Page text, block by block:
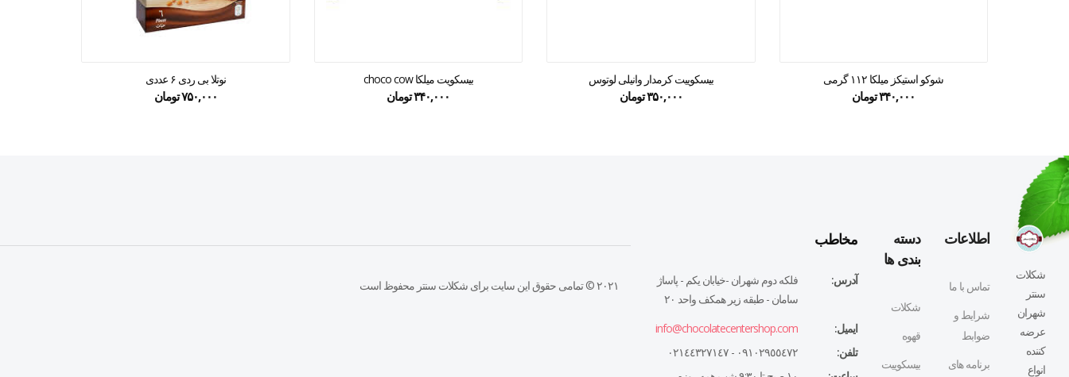
شوکو استیکز میلکا ۱۱۲ گرمی
۳۴۰,۰۰۰تومان
بیسکوییت کرمدار وانیلی لوتوس
۳۵۰,۰۰۰تومان
بیسکویت میلکا choco cow
۳۴۰,۰۰۰تومان
نوتلا بی ردی ۶ عددی
۷۵۰,۰۰۰تومان
شکلات
سنتر
شهران
عرضه
کننده
انواع
اطلاعات
تماس با ما
شرایط و
ضوابط
برنامه های
دسته
بندی ها
شکلات
قهوه
بیسکوییت
مخاطب
آدرس:
فلكه دوم شهران -خيابان يكم - پاساژ
سامان - طبقه زير همكف واحد ٢٠
ایمیل:
info@chocolatecentershop.com
تلفن:
٠٩١٠٢٩٥٥٤٧٢ - ٠٢١٤٤٣٢٧١٤٧
۲۰۲۱ © تمامی حقوق این سایت برای شکلات سنتر محفوظ است